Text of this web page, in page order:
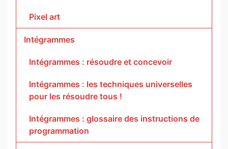
Pixel art
Intégrammes
Intégrammes : résoudre et concevoir
Intégrammes : les techniques universelles
pour les résoudre tous !
Intégrammes : glossaire des instructions de
programmation